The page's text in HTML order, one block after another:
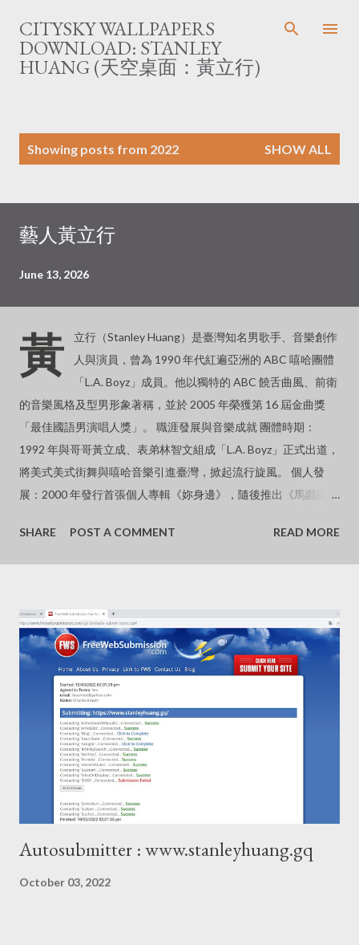
Skip to main content
CITYSKY WALLPAPERS
DOWNLOAD: STANLEY
HUANG (天空桌面：黃立行)
t
Showing posts from 2022 SHOW ALL
藝人黃立行
June 13, 2026
黃
立行（Stanley Huang）是臺灣知名男歌手、音樂創作
人與演員，曾為 1990 年代紅遍亞洲的 ABC 嘻哈團體
「L.A. Boyz」成員。他以獨特的 ABC 饒舌曲風、前衛
的音樂風格及型男形象著稱，並於 2005 年榮獲第 16 屆金曲獎
「最佳國語男演唱人獎」。 職涯發展與音樂成就 團體時期：
1992 年與哥哥黃立成、表弟林智文組成「L.A. Boyz」正式出道，
將美式美式街舞與嘻哈音樂引進臺灣，掀起流行旋風。 個人發
展：2000 年發行首張個人專輯《妳身邊》，隨後推出《馬戲團猴
年憑藉《黑的意念》專輯，擊敗周杰倫、王力宏等強敵，奪得金
曲歌王寶座。 影視作品：曾主演電影《杜拉拉升職記》並演唱主
海外。 感情狀況：與中國大陸知名女星、導演徐靜蕾維持長跑超
過 16 年的感情，兩人定居於美國加州爾灣，過著低調甜蜜的「老
夫老妻式」生活。 低調現身：2026 年初曾被民眾捕捉到低調現
身台北街頭，以胸前「袋鼠式」背著寵物狗的接地氣造型引發外
界熱烈討論。
SHARE POST A COMMENT READ MORE
Autosubmitter : www.stanleyhuang.gq
October 03, 2022